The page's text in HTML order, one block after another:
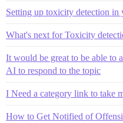
Setting up toxicity detection in
What's next for Toxicity
It would be great to be able to
AI to respond to the topic
I Need a category link to take
How to Get Notified of